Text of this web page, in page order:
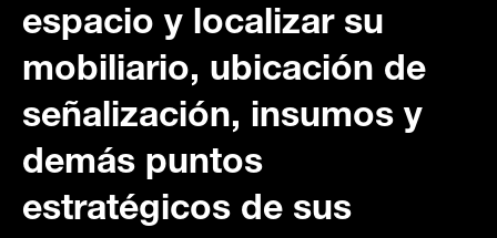
espacio y localizar su
mobiliario, ubicación de
señalización, insumos y
demás puntos
estratégicos de sus